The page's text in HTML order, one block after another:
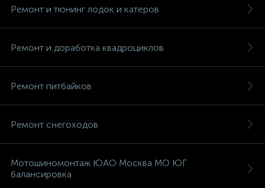
Ремонт и тюнинг лодок и катеров
Ремонт и доработка квадроциклов
Ремонт питбайков
Ремонт снегоходов
Мотошиномонтаж ЮАО Москва МО ЮГ
балансировка